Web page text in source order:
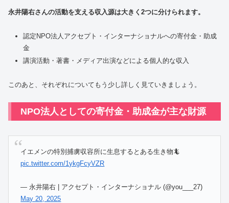
永井陽右さんの活動を支える収入源は大きく2つに分けられます。
認定NPO法人アクセプト・インターナショナルへの寄付金・助成
金
講演活動・著書・メディア出演などによる個人的な収入
このあと、それぞれについてもう少し詳しく見ていきましょう。
NPO法人としての寄付金・助成金が主な財源
イエメンの特別捕虜収容所に生息するとある生き物🦎
pic.twitter.com/1ykgFcyVZR
— 永井陽右 | アクセプト・インターナショナル (@you___27)
May 20, 2025